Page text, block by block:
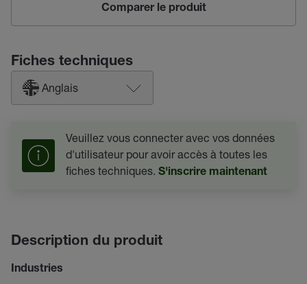
Comparer le produit
Fiches techniques
Anglais
Veuillez vous connecter avec vos données
d'utilisateur pour avoir accès à toutes les
fiches techniques. S'inscrire maintenant
Description du produit
Industries